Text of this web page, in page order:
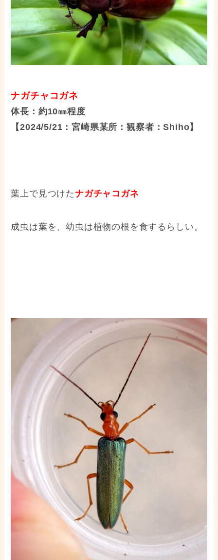
ナガチャコガネ
体長：約10㎜程度
【2024/5/21：宮崎県某所：観察者：Shiho】
葉上で見つけたナガチャコガネ
成虫は葉を、幼虫は植物の根を食するらしい。